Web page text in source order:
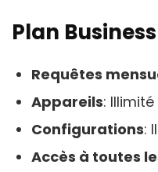
Plan Business
Requêtes
Appareils: Illimité
Configurations:
Accès à toutes